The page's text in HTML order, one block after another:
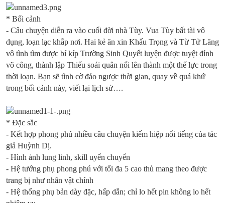
* Bối cảnh
- Câu chuyện diễn ra vào cuối đời nhà Tùy. Vua Tùy bất tài vô
dụng, loạn lạc khắp nơi. Hai kẻ ăn xin Khấu Trọng và Từ Tử Lăng
vô tình tìm được bí kíp Trường Sinh Quyết luyện được tuyệt đỉnh
võ công, thành lập Thiếu soái quân nổi lên thành một thế lực trong
thời loạn. Bạn sẽ tình cờ đảo ngược thời gian, quay về quá khứ
trong bối cảnh này, viết lại lịch sử….
* Đặc sắc
- Kết hợp phong phú nhiều câu chuyện kiếm hiệp nổi tiếng của tác
giả Huỳnh Dị.
- Hình ảnh lung linh, skill uyển chuyển
- Hệ tướng phụ phong phú với tối đa 5 cao thủ mang theo được
trang bị như nhân vật chính
- Hệ thống phụ bản dày đặc, hấp dẫn; chỉ lo hết pin không lo hết